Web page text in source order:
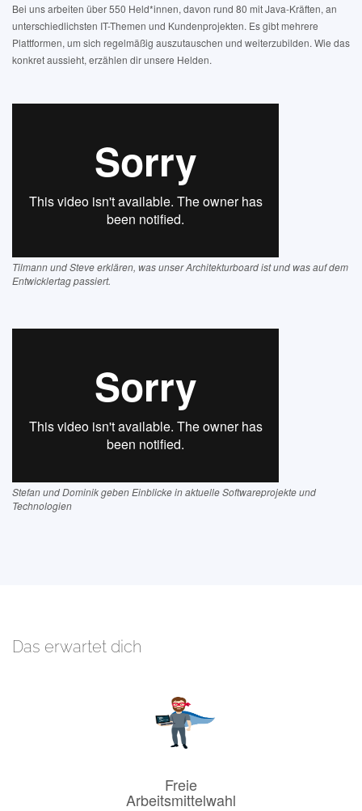
Bei uns arbeiten über 550 Held*innen, davon rund 80 mit Java-Kräften, an
unterschiedlichsten IT-Themen und Kundenprojekten. Es gibt mehrere
Plattformen, um sich regelmäßig auszutauschen und weiterzubilden. Wie das
konkret aussieht, erzählen dir unsere Helden.
Tilmann und Steve erklären, was unser Architekturboard ist und was auf dem
Entwicklertag passiert.
Stefan und Dominik geben Einblicke in aktuelle Softwareprojekte und
Technologien
Das erwartet dich
Freie
Arbeitsmittelwahl